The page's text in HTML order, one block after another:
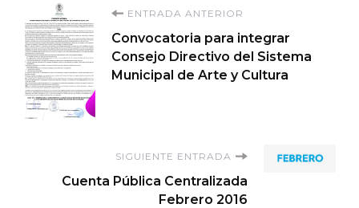
Navegación
de
entradas
ENTRADA ANTERIOR
Convocatoria para integrar
Consejo Directivo del Sistema
Municipal de Arte y Cultura
SIGUIENTE ENTRADA
Cuenta Pública Centralizada
Febrero 2016